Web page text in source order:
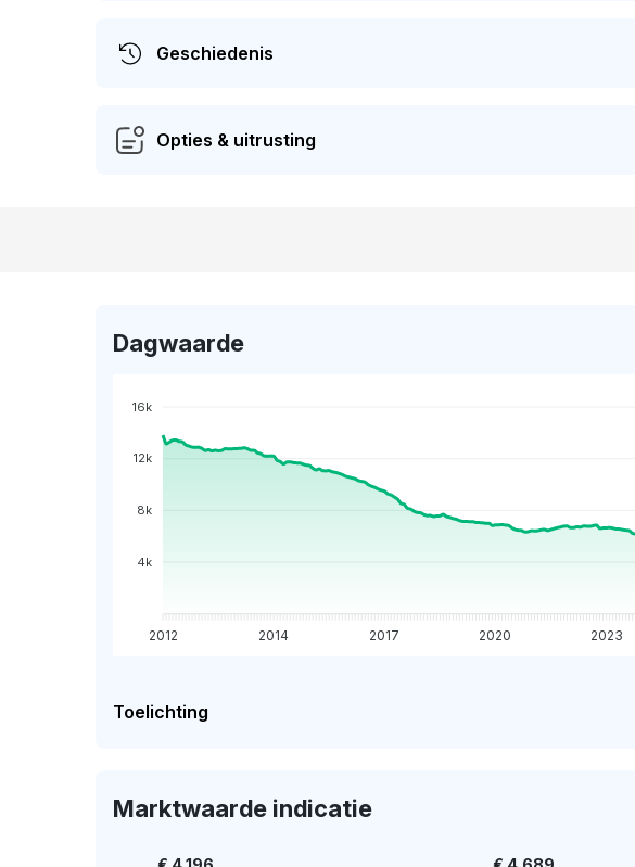
Geschiedenis
Opties & uitrusting
Dagwaarde
16k
12k
8k
4k
2012 2014 2017 2020 2023
Toelichting
Marktwaarde indicatie